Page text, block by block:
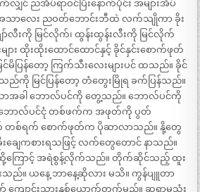
ျှင် ညအိပ်ရာဝင်ပြီးနောက်ပိုင်း အများအိပ်
ာလေး ညဝတ်ဘောင်းဘီထဲ လက်သျိုကာ ခိုး
လီးကို မြင်လိုက်၊ ထွန်းထွန်းလီးကို မြင်လိုက်
ျား ထိုးထိုးထောင်ထောင်နှင့် ခိုင်နှင်းစောက်ဖုတ်
မိပြန်တော့ ကြက်သီးလေးများပင် ထသည်။ ခိုင်
ေသည်ကို မြင်ပြန်တော့ တံတွေးမြိုရ ခက်ပြန်သည်။
အခါ ဘောလ်ပင်ကို တွေ့သည်။ ဘောလ်ပင်ကို
ောလ်ပင်ငုံ တစ်ဖက်က အဖုတ်ကို ပွတ်
စ်ရက် စောက်ဖုတ်က ပိုဆာလာသည်။ နို့တွေ
ျေကစားရသဖြင့် လက်တွေတောင် နာသည်။
ထို့ကြောင့် အရဲစွန့်လိုက်သည်။ တိုက်ဆိုင်သည့် ထူး
းသည်။ ယနေ့ ဘာနေ့ဆိုလား မသိ။ ကွန်ပျူတာ
ျောင်းသားနှစ်ယောက်တက်မည်။ ဆရာမသုံး